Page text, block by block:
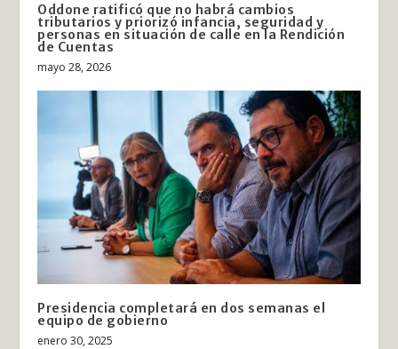
Oddone ratificó que no habrá cambios
tributarios y priorizó infancia, seguridad y
personas en situación de calle en la Rendición
de Cuentas
mayo 28, 2026
Presidencia completará en dos semanas el
equipo de gobierno
enero 30, 2025